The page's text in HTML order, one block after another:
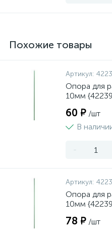
Похожие товары
Артикул:
Опора для
10мм
60 ₽ /шт
В
-
Артикул:
Опора для
10мм
78 ₽ /шт